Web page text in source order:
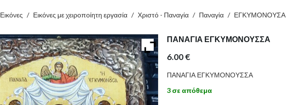
Εικόνες / Εικόνες με χειροποίητη εργασία / Χριστό - Παναγία / Παναγία / ΕΓΚΥΜΟΝΟΥΣΑ
ΠΑΝΑΓΙΑ ΕΓΚΥΜΟΝΟΥΣΣΑ
6.00€
ΠΑΝΑΓΙΑ ΕΓΚΥΜΟΝΟΥΣΣΑ
3 σε απόθεμα